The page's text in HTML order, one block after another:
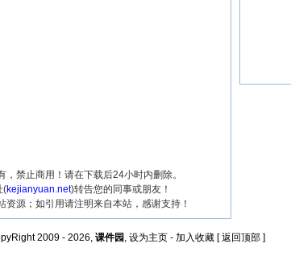
禁止商用！请在下载后24小时内删除。
(kejianyuan.net)转告您的同事或朋友！
源；如引用请注明来自本站，感谢支持！
2009 - 2026, 课件园 , 设为主页 - 加入收藏 [返回顶部 ]